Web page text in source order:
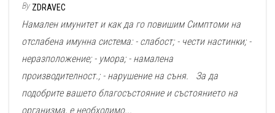
By ZDRAVEC
Намален имунитет и как да го повишим Симптоми на
отслабена имунна система: - слабост; - чести настинки; -
неразположение; - умора; - намалена
производителност.; - нарушение на съня. За да
подобрите вашето благосъстояние и състоянието на
организма, е необходимо...